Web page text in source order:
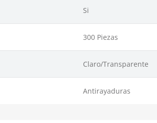
Si
300 Piezas
Claro/Transparente
Antirayaduras